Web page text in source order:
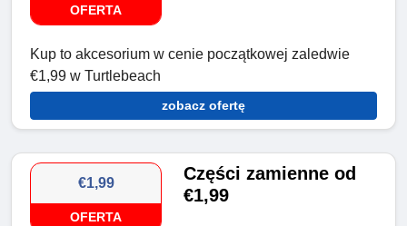
OFERTA
Kup to akcesorium w cenie początkowej zaledwie
€1,99 w Turtlebeach
zobacz ofertę
€1,99
OFERTA
Części zamienne od
€1,99